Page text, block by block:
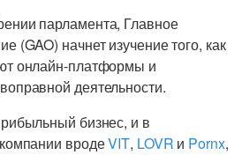
парламента, Главное
(GAO) начнет изучение того, как
онлайн-платформы и
деятельности.
бизнес, и в
компании вродеVIT, LOVR и Pornx,